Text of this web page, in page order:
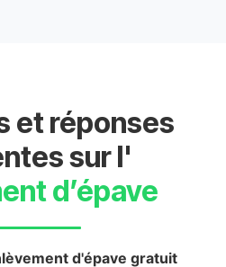
et réponses
sur l'
d’épave
d'épave gratuit